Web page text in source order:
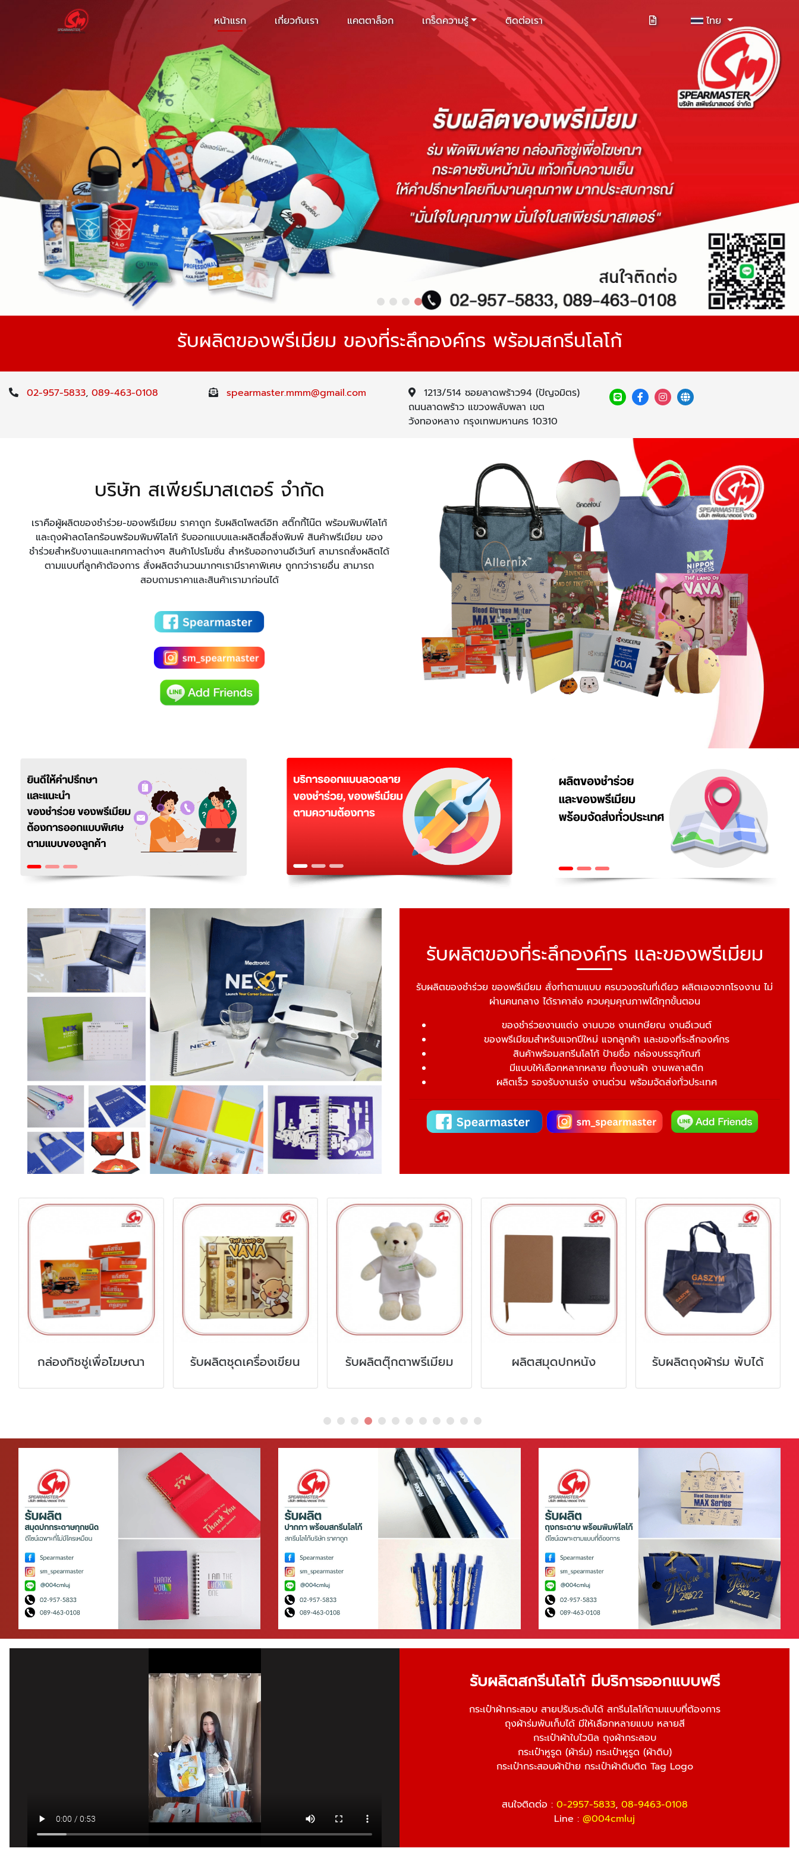
หน้าแรก เกี่ยวกับเรา แคตตาล็อก เกร็ดความรู้ ติดต่อเรา ไทย
รับผลิตของพรีเมียม ของที่ระลึกองค์กร พร้อมสกรีนโลโก้
02-957-5833, 089-463-0108 spearmaster.mmm@gmail.com
1213/514 ซอยลาดพร้าว94 (ปัญจมิตร)
ถนนลาดพร้าว แขวงพลับพลา เขต
วังทองหลาง กรุงเทพมหานคร 10310
บริษัท สเพียร์มาสเตอร์ จำกัด
เราคือผู้ผลิตของชำร่วย-ของพรีเมียม ราคาถูก รับผลิตโพสต์อิท สติ๊กกี้โน๊ต พร้อมพิมพ์โลโก้
และถุงผ้าลดโลกร้อนพร้อมพิมพ์โลโก้ รับออกแบบและผลิตสื่อสิ่งพิมพ์ สินค้าพรีเมียม ของ
ชำร่วยสำหรับงานและเทศกาลต่างๆ สินค้าโปรโมชั่น สำหรับออกงานอีเว้นท์ สามารถสั่งผลิตได้
ตามแบบที่ลูกค้าต้องการ สั่งผลิตจำนวนมากๆเรามีราคาพิเศษ ถูกกว่ารายอื่น สามารถ
สอบถามราคาและสินค้าเรามาก่อนได้
รับผลิตของที่ระลึกองค์กร และของพรีเมียม
รับผลิตของชำร่วย ของพรีเมียม สั่งทำตามแบบ ครบวงจรในที่เดียว ผลิตเองจากโรงงาน ไม่
ผ่านคนกลาง ได้ราคาส่ง ควบคุมคุณภาพได้ทุกขั้นตอน
ของชำร่วยงานแต่ง งานบวช งานเกษียณ งานอีเวนต์
ของพรีเมียมสำหรับแจกปีใหม่ แจกลูกค้า และของที่ระลึกองค์กร
สินค้าพร้อมสกรีนโลโก้ ป้ายชื่อ กล่องบรรจุภัณฑ์
มีแบบให้เลือกหลากหลาย ทั้งงานผ้า งานพลาสติก
ผลิตเร็ว รองรับงานเร่ง งานด่วน พร้อมจัดส่งทั่วประเทศ
โฆษณา รับผลิตชุดเครื่องเขียน รับผลิตตุ๊กตาพรีเมียม ผลิตสมุดปกหนัง รับผลิตถุงผ้าร่ม พับได้
Gift Set เครื่องเ
ของพรีเมี่ยม
รับผลิตสกรีนโลโก้ มีบริการออกแบบฟรี
กระเป๋าผ้ากระสอบ สายปรับระดับได้ สกรีนโลโก้ตามแบบที่ต้องการ
ถุงผ้าร่มพับเก็บได้ มีให้เลือกหลายแบบ หลายสี
กระเป๋าผ้าใบไวนิล ถุงผ้ากระสอบ
กระเป๋าหูรูด (ผ้าร่ม) กระเป๋าหูรูด (ผ้าดิบ)
กระเป๋ากระสอบผ้าป้าย กระเป๋าผ้าดิบติด Tag Logo
สนใจติดต่อ : 0-2957-5833, 08-9463-0108
Line : @004cmluj